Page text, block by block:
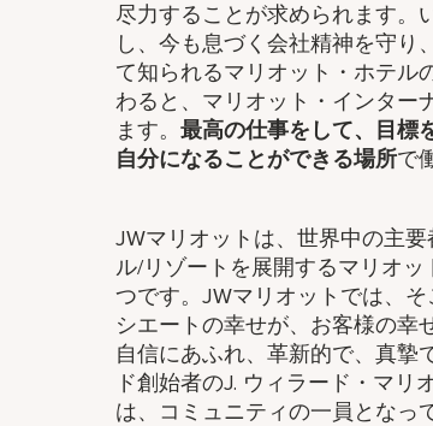
尽力することが求められます。
し、今も息づく会社精神を守り
て知られるマリオット・ホテル
わると、マリオット・インター
ます。 最高の仕事をして、​目標
自分になることができる場所で
JWマリオットは、世界中の主
ル/リゾートを展開するマリオ
つです。JWマリオットでは、
シエートの幸せが、お客様の幸
自信にあふれ、革新的で、真摯
ド創始者のJ. ウィラード・マ
は、コミュニティの一員となっ